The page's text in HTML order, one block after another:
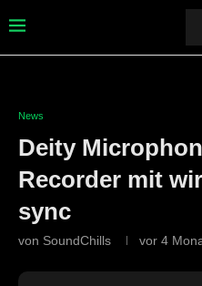
News
Deity
Recorder mit
sync
von SoundChills vor 4